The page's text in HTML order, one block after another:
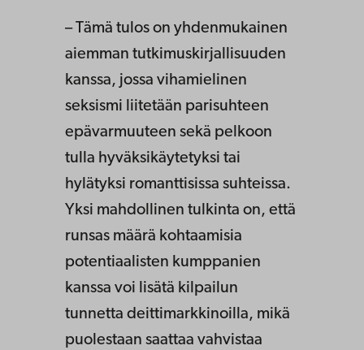
– Tämä tulos on yhdenmukainen
aiemman tutkimuskirjallisuuden
kanssa, jossa vihamielinen
seksismi liitetään parisuhteen
epävarmuuteen sekä pelkoon
tulla hyväksikäytetyksi tai
hylätyksi romanttisissa suhteissa.
Yksi mahdollinen tulkinta on, että
runsas määrä kohtaamisia
potentiaalisten kumppanien
kanssa voi lisätä kilpailun
tunnetta deittimarkkinoilla, mikä
puolestaan saattaa vahvistaa